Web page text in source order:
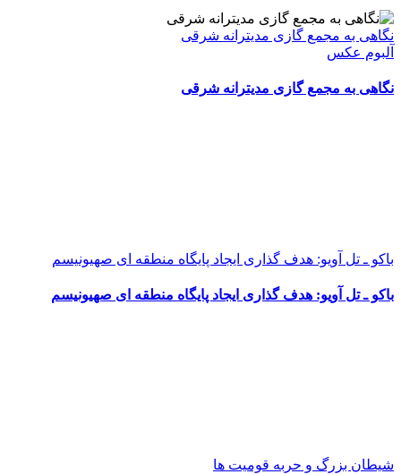
نگاهی به مجمع گازی مدیترانه شرقی
آلبوم عکس
نگاهی به مجمع گازی مدیترانه شرقی
باکو ـ تل آویو: هدف گذاری ایجاد پایگاه منطقه ای صهیونیسم
باکو ـ تل آویو: هدف گذاری ایجاد پایگاه منطقه ای صهیونیسم
شیطان بزرگ و حربه قومیت ها